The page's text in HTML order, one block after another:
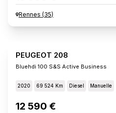
Rennes (35)
PEUGEOT 208
Bluehdi 100 S&s Active Business
2020 69 524 Km Diesel Manuelle
12 590 €